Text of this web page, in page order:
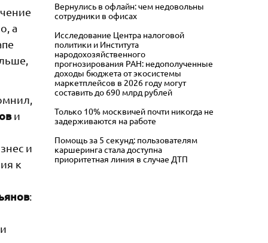
а
и
и
к
:
Вернулись в офлайн: чем недовольны
сотрудники в офисах
Исследование Центра налоговой
политики и Института
народохозяйственного
прогнозирования РАН: недополученные
доходы бюджета от экосистемы
маркетплейсов в 2026 году могут
составить до 690 млрд рублей
Только 10% москвичей почти никогда не
задерживаются на работе
Помощь за 5 секунд: пользователям
каршеринга стала доступна
приоритетная линия в случае ДТП